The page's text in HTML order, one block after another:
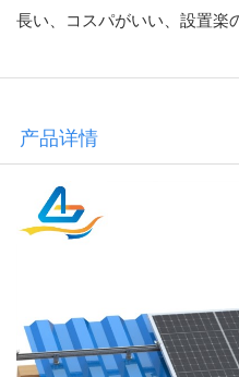
長い、コスパがいい、設置楽
产品详情